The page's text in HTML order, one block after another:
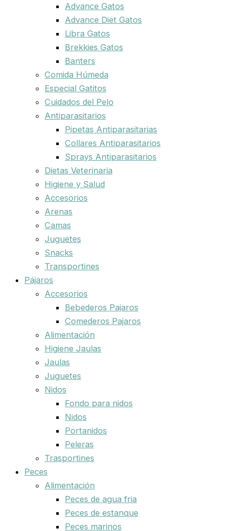
Advance Gatos
Advance Diet Gatos
Libra Gatos
Brekkies Gatos
Banters
Comida Húmeda
Especial Gatitos
Cuidados del Pelo
Antiparasitarios
Pipetas Antiparasitarias
Collares Antiparasitarios
Sprays Antiparasitarios
Dietas Veterinaria
Higiene y Salud
Accesorios
Arenas
Camas
Juguetes
Snacks
Transportines
Pájaros
Accesorios
Bebederos Pajaros
Comederos Pajaros
Alimentación
Higiene Jaulas
Jaulas
Juguetes
Nidos
Fondo para nidos
Nidos
Portanidos
Peleras
Trasportines
Peces
Alimentación
Peces de agua fria
Peces de estanque
Peces marinos